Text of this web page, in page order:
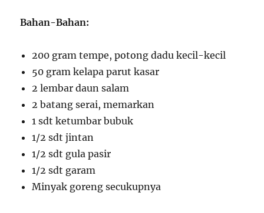
Bahan-Bahan:
200 gram tempe, potong dadu kecil-kecil
50 gram kelapa parut kasar
2 lembar daun salam
2 batang serai, memarkan
1 sdt ketumbar bubuk
1/2 sdt jintan
1/2 sdt gula pasir
1/2 sdt garam
Minyak goreng secukupnya